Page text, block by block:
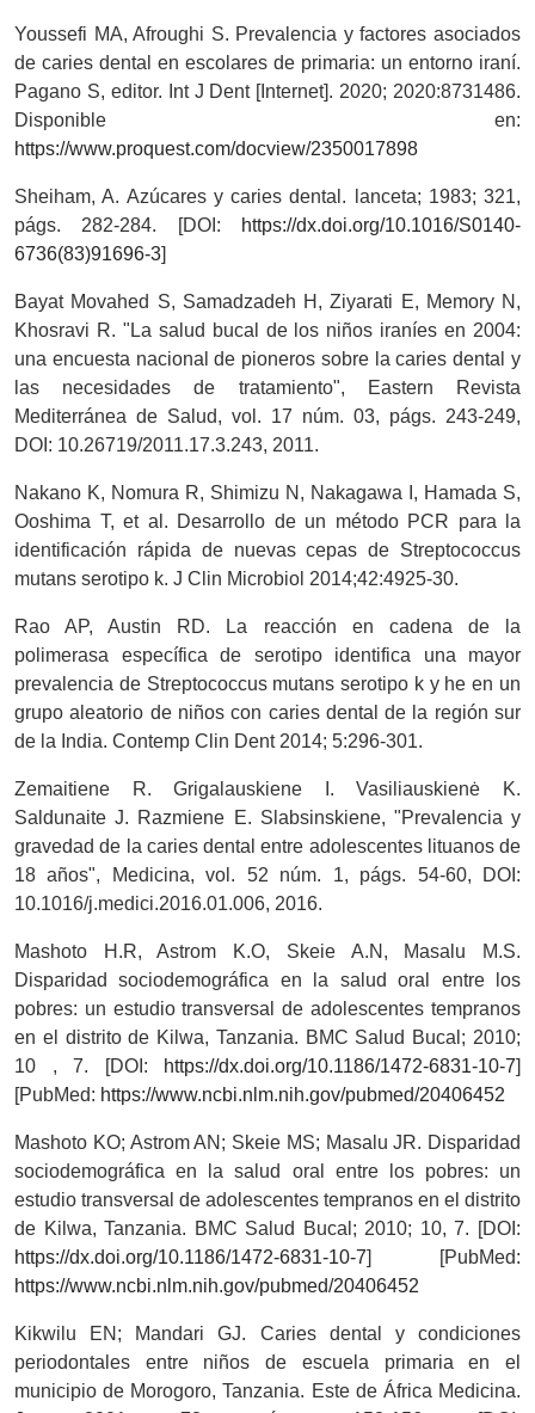
Youssefi MA, Afroughi S. Prevalencia y factores asociados
de caries dental en escolares de primaria: un entorno iraní.
Pagano S, editor. Int J Dent [Internet]. 2020; 2020:8731486.
Disponible en:
https://www.proquest.com/docview/2350017898
Sheiham, A. Azúcares y caries dental. lanceta; 1983; 321,
págs. 282-284. [DOI:
https://dx.doi.org/10.1016/S0140-
6736(83)91696-3]
Bayat Movahed S, Samadzadeh H, Ziyarati E, Memory N,
Khosravi R. "La salud bucal de los niños iraníes en 2004:
una encuesta nacional de pioneros sobre la caries dental y
las necesidades de tratamiento", Eastern Revista
Mediterránea de Salud, vol. 17 núm. 03, págs. 243-249,
DOI: 10.26719/2011.17.3.243, 2011.
Nakano K, Nomura R, Shimizu N, Nakagawa I, Hamada S,
Ooshima T, et al. Desarrollo de un método PCR para la
identificación rápida de nuevas cepas de Streptococcus
mutans serotipo k. J Clin Microbiol 2014;42:4925-30.
Rao AP, Austin RD. La reacción en cadena de la
polimerasa específica de serotipo identifica una mayor
prevalencia de Streptococcus mutans serotipo k y he en un
grupo aleatorio de niños con caries dental de la región sur
de la India. Contemp Clin Dent 2014; 5:296-301.
Zemaitiene R. Grigalauskiene I. Vasiliauskienė K.
Saldunaite J. Razmiene E. Slabsinskiene, "Prevalencia y
gravedad de la caries dental entre adolescentes lituanos de
18 años", Medicina, vol. 52 núm. 1, págs. 54-60, DOI:
10.1016/j.medici.2016.01.006, 2016.
Mashoto H.R, Astrom K.O, Skeie A.N, Masalu M.S.
Disparidad sociodemográfica en la salud oral entre los
pobres: un estudio transversal de adolescentes tempranos
en el distrito de Kilwa, Tanzania. BMC Salud Bucal; 2010;
10 , 7. [DOI:
https://dx.doi.org/10.1186/1472-6831-10-7]
[PubMed: https://www.ncbi.nlm.nih.gov/pubmed/20406452
Mashoto KO; Astrom AN; Skeie MS; Masalu JR. Disparidad
sociodemográfica en la salud oral entre los pobres: un
estudio transversal de adolescentes tempranos en el distrito
de Kilwa, Tanzania. BMC Salud Bucal; 2010; 10, 7. [DOI:
https://dx.doi.org/10.1186/1472-6831-10-7] [PubMed:
https://www.ncbi.nlm.nih.gov/pubmed/20406452
Kikwilu EN; Mandari GJ. Caries dental y condiciones
periodontales entre niños de escuela primaria en el
municipio de Morogoro, Tanzania. Este de África Medicina.